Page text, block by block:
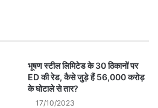
भूषण स्टील लिमिटेड के 30 ठिकानों पर
ED की रेड, कैसे जुड़े हैं 56,000 करोड़
के घोटाले से तार?
17/10/2023